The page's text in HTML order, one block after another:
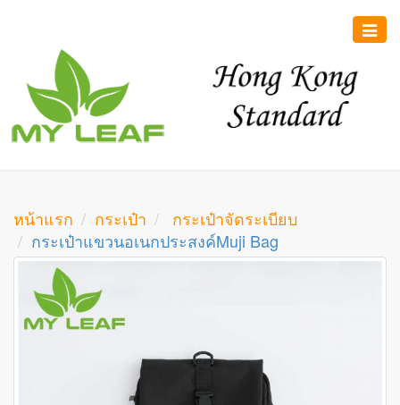
Toggle
หน้าแรก กระเป๋า
กระเป๋าจัดระเบียบ
กระเป๋าแขวนอเนกประสงค์Muji Bag